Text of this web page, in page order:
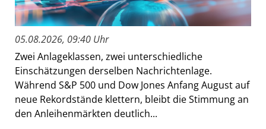
05.08.2026, 09:40 Uhr
Zwei Anlageklassen, zwei unterschiedliche
Einschätzungen derselben Nachrichtenlage.
Während S&P 500 und Dow Jones Anfang August auf
neue Rekordstände klettern, bleibt die Stimmung an
den Anleihenmärkten deutlich...